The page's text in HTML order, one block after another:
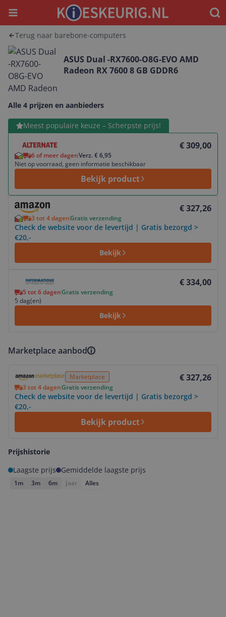
Menu
Terug naar barebone-computers
ASUS Dual -RX7600-O8G-EVO AMD
Radeon RX 7600 8 GB GDDR6
Alle 4 prijzen en aanbieders
Meest populaire keuze – Scherpste prijs!
€ 309,00
6 of meer dagenVerz. € 6,95
Niet op voorraad, geen informatie beschikbaar
Bekijk product
Bekijk product
€ 327,26
3 tot 4 dagenGratis verzending
Check de website voor de levertijd | Gratis bezorgd >
€20,-
Bekijk
Bekijk product
€ 334,00
5 tot 6 dagenGratis verzending
5 dag(en)
Bekijk
Marketplace aanbod
Marketplace € 327,26
3 tot 4 dagenGratis verzending
Check de website voor de levertijd | Gratis bezorgd >
€20,-
Bekijk product
Prijshistorie
Laagste prijs
Gemiddelde laagste prijs
1m 3m 6m Jaar Alles